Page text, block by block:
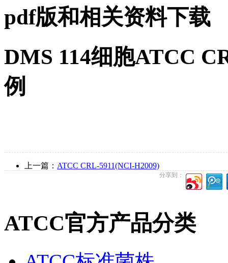
pdf版和相关资料下载
DMS 114细胞ATCC
例
上一篇： ATCC CRL-5911(NCI-H2009)
分享到：
ATCC官方产品分类